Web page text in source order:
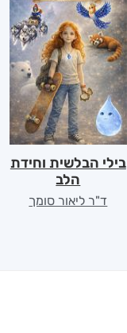
בילי הבלשית וחידת
הלב
ד"ר ליאור סומך